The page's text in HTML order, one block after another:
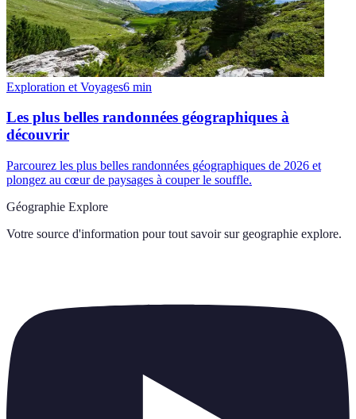
Exploration et Voyages6 min
Les plus belles randonnées géographiques à
découvrir
Parcourez les plus belles randonnées géographiques de 2026 et
plongez au cœur de paysages à couper le souffle.
Géographie Explore
Votre source d'information pour tout savoir sur geographie explore.